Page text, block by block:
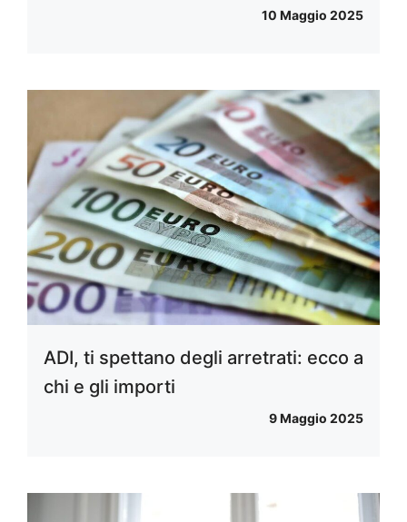
10 Maggio 2025
ADI, ti spettano degli arretrati: ecco a
chi e gli importi
9 Maggio 2025